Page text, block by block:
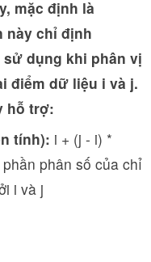
mặc định là
này chỉ định
dụng khi phân vị
điểm dữ liệu i và j.
hỗ trợ:
tính): i + (j - i) *
phân số của chỉ
i và j